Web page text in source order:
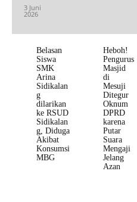
3 Juni
2026
Belasan
Siswa
SMK
Arina
Sidikalan
g
dilarikan
ke RSUD
Sidikalan
g, Diduga
Akibat
Konsumsi
MBG
Heboh!
Pengurus
Masjid
di
Mesuji
Ditegur
Oknum
DPRD
karena
Putar
Suara
Mengaji
Jelang
Azan